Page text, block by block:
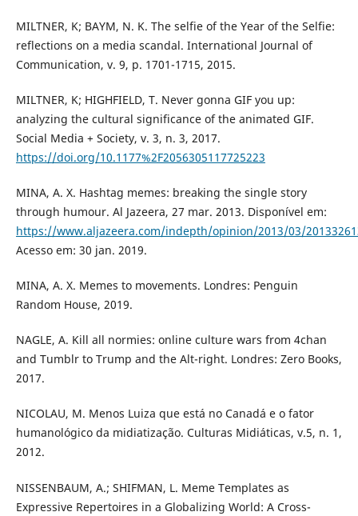
MILTNER, K; BAYM, N. K. The selfie of the Year of the Selfie:
reflections on a media scandal. International Journal of
Communication, v. 9, p. 1701-1715, 2015.
MILTNER, K; HIGHFIELD, T. Never gonna GIF you up:
analyzing the cultural significance of the animated GIF.
Social Media + Society, v. 3, n. 3, 2017.
https://doi.org/10.1177%2F2056305117725223
MINA, A. X. Hashtag memes: breaking the single story
through humour. Al Jazeera, 27 mar. 2013. Disponível em:
https://www.aljazeera.com/indepth/opinion/2013/03/
Acesso em: 30 jan. 2019.
MINA, A. X. Memes to movements. Londres: Penguin
Random House, 2019.
NAGLE, A. Kill all normies: online culture wars from 4chan
and Tumblr to Trump and the Alt-right. Londres: Zero Books,
2017.
NICOLAU, M. Menos Luiza que está no Canadá e o fator
humanológico da midiatização. Culturas Midiáticas, v.5, n. 1,
2012.
NISSENBAUM, A.; SHIFMAN, L. Meme Templates as
Expressive Repertoires in a Globalizing World: A Cross-